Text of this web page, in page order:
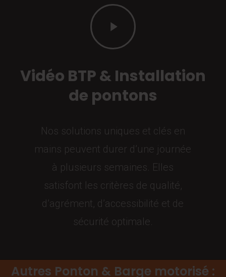
Play
Video
Vidéo BTP & Installation
de pontons
Nos solutions uniques et clés en
mains peuvent durer d’une journée
à plusieurs semaines. Elles
satisfont les critères de qualité,
d’agrément, d’accessibilité et de
sécurité optimale.
Autres Ponton & Barge motorisé :